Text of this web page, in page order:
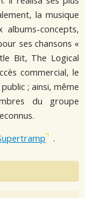
la musique
concepts,
ses chansons «
Bit, The Logical
commercial, le
; ainsi, même
du groupe
.